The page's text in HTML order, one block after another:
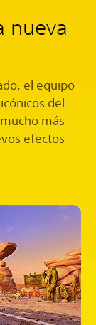
nueva
el equipo
del
más
efectos